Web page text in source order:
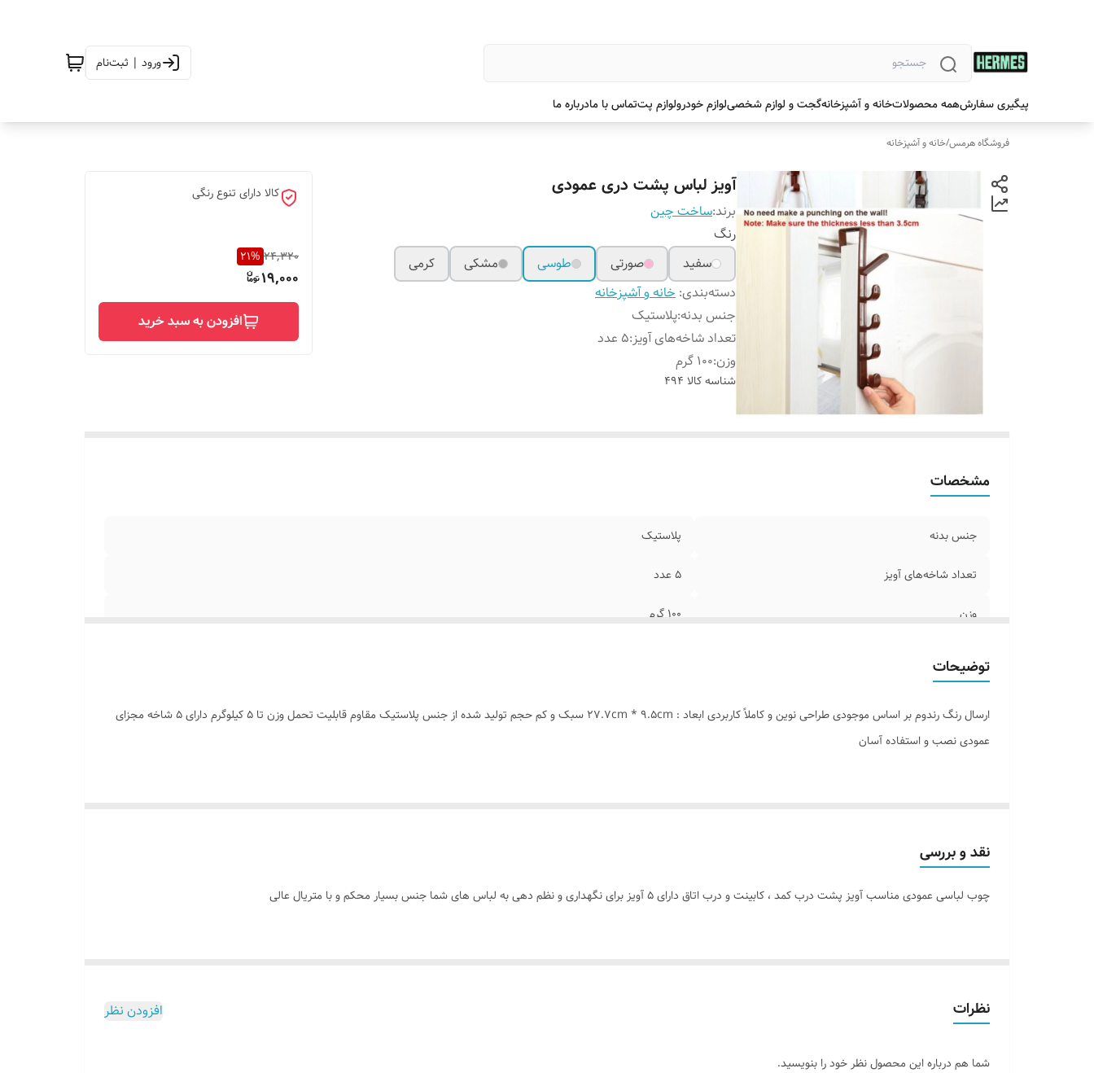
ورود | ثبت‌نام
پیگیری سفارشهمه محصولاتخانه و آشپزخانهگجت و لوازم شخصیلوازم خودرولوازم پتتماس با مادرباره ما
فروشگاه هرمس/خانه و آشپزخانه
آویز لباس پشت دری عمودی
برند:ساخت چین
رنگ
سفید
صورتی طوسی مشکی
کرمی
دسته‌بندی: خانه و آشپزخانه
جنس بدنه:پلاستیک
تعداد شاخه‌های آویز:5 عدد
وزن:100 گرم
شناسه کالا 494
کالا دارای تنوع رنگی
24,320
21%
19,000
افزودن به سبد خرید
مشخصات
جنس بدنه پلاستیک
تعداد شاخه‌های آویز 5 عدد
وزن 100 گرم
توضیحات
ارسال رنگ رندوم بر اساس موجودی طراحی نوین و کاملاً کاربردی ابعاد : 27.7cm * 9.5cm سبک و کم حجم تولید شده از جنس پلاستیک مقاوم قابلیت تحمل وزن تا 5 کیلوگرم دارای 5 شاخه مجزای
عمودی نصب و استفاده آسان
نقد و بررسی
چوب لباسی عمودی مناسب آویز پشت درب کمد ، کابینت و درب اتاق دارای 5 آویز برای نگهداری و نظم دهی به لباس های شما جنس بسیار محکم و با متریال عالی
نظرات افزودن نظر
شما هم درباره این محصول نظر خود را بنویسید.